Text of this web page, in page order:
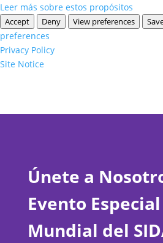
Leer más sobre estos propósitos
Accept Deny View preferences
preferences
Privacy Policy
Site Notice
Únete a
Evento
Mundial del